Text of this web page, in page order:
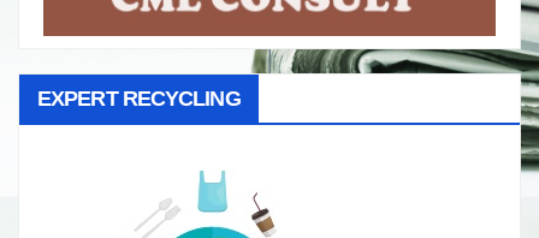
EXPERT RECYCLING